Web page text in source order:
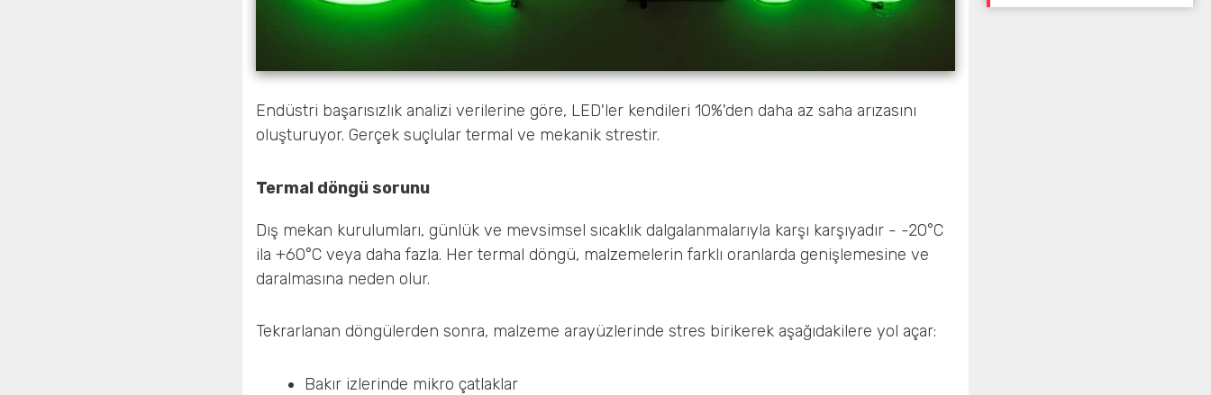
Endüstri başarısızlık analizi verilerine göre, LED'ler kendileri 10%'den daha az saha arızasını
oluşturuyor. Gerçek suçlular termal ve mekanik strestir.
Termal döngü sorunu
Dış mekan kurulumları, günlük ve mevsimsel sıcaklık dalgalanmalarıyla karşı karşıyadır - -20°C
ila +60°C veya daha fazla. Her termal döngü, malzemelerin farklı oranlarda genişlemesine ve
daralmasına neden olur.
Tekrarlanan döngülerden sonra, malzeme arayüzlerinde stres birikerek aşağıdakilere yol açar:
Bakır izlerinde mikro çatlaklar